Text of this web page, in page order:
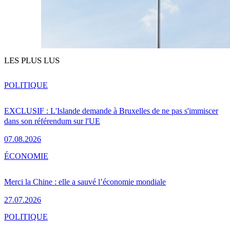
LES PLUS LUS
EXCLUSIF : L'Islande demande à Bruxelles de ne pas s'immiscer
dans son référendum sur l'UE
07.08.2026
POLITIQUE
Merci la Chine : elle a sauvé l’économie mondiale
27.07.2026
ÉCONOMIE
POLITIQUE